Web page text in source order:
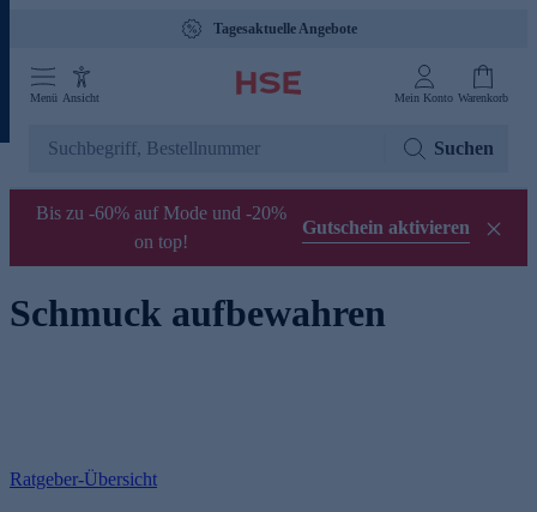
Tagesaktuelle Angebote
Menü Ansicht Mein Konto Warenkorb
Suchen
Bis zu -60% auf Mode und -20%
on top!
Gutschein aktivieren
Schmuck aufbewahren
Ratgeber-Übersicht